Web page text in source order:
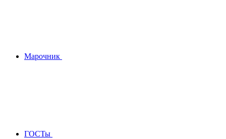
Марочник
ГОСТы